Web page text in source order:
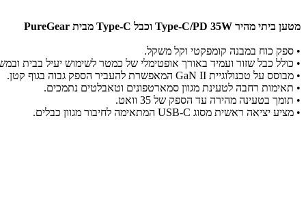
מטען ביתי מהיר Type-C/PD 35W וכבל Type-C מבית PureGear
• ספק כוח במבנה קומפקטי וקל משקל.
• כולל כבל שזור ועמיד באורך אופטימלי של כמטר לשימוש יעיל בבית
• מבוסס על טכנולוגיית GaN II המאפשרת להעביר הספק גבוה בגוף קטן.
• תאימות רחבה לטעינת מגוון סמארטפונים וטאבלטים נתמכים.
• תומך בטעינה מהירה עד הספק של 35 וואט.
• מציע יציאה ראשית מסוג USB-C המתאימה לחיבור מגוון כבלים.